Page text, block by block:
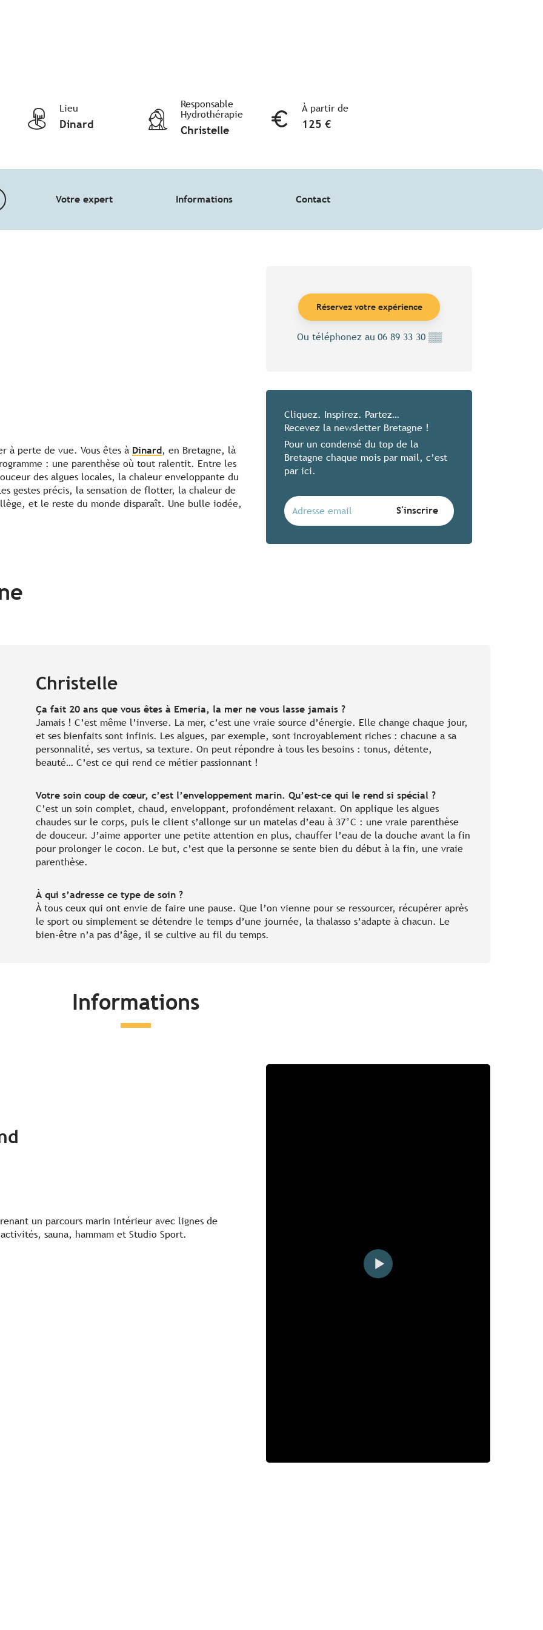
Lieu
Dinard
Responsable
Hydrothérapie
Christelle
À partir de
125 €
Votre expert Informations Contact
à perte de vue. Vous êtes à Dinard, en Bretagne, là
: une parenthèse où tout ralentit. Entre les
des algues locales, la chaleur enveloppante du
gestes précis, la sensation de flotter, la chaleur de
et le reste du monde disparaît. Une bulle iodée,
Réservez votre expérience
Ou téléphonez au 06 89 33 30 ▒▒
Cliquez. Inspirez. Partez…
Recevez la newsletter Bretagne !
Pour un condensé du top de la
Bretagne chaque mois par mail, c’est
par ici.
Christelle
Ça fait 20 ans que vous êtes à Emeria, la mer ne vous lasse jamais ?
Jamais ! C’est même l’inverse. La mer, c’est une vraie source d’énergie. Elle change chaque jour,
et ses bienfaits sont infinis. Les algues, par exemple, sont incroyablement riches : chacune a sa
personnalité, ses vertus, sa texture. On peut répondre à tous les besoins : tonus, détente,
beauté… C’est ce qui rend ce métier passionnant !
Votre soin coup de cœur, c’est l’enveloppement marin. Qu’est-ce qui le rend si spécial ?
C’est un soin complet, chaud, enveloppant, profondément relaxant. On applique les algues
chaudes sur le corps, puis le client s’allonge sur un matelas d’eau à 37°C : une vraie parenthèse
de douceur. J’aime apporter une petite attention en plus, chauffer l’eau de la douche avant la fin
pour prolonger le cocon. Le but, c’est que la personne se sente bien du début à la fin, une vraie
parenthèse.
À qui s’adresse ce type de soin ?
À tous ceux qui ont envie de faire une pause. Que l’on vienne pour se ressourcer, récupérer après
le sport ou simplement se détendre le temps d’une journée, la thalasso s’adapte à chacun. Le
bien-être n’a pas d’âge, il se cultive au fil du temps.
Informations
un parcours marin intérieur avec lignes de
sauna, hammam et Studio Sport.